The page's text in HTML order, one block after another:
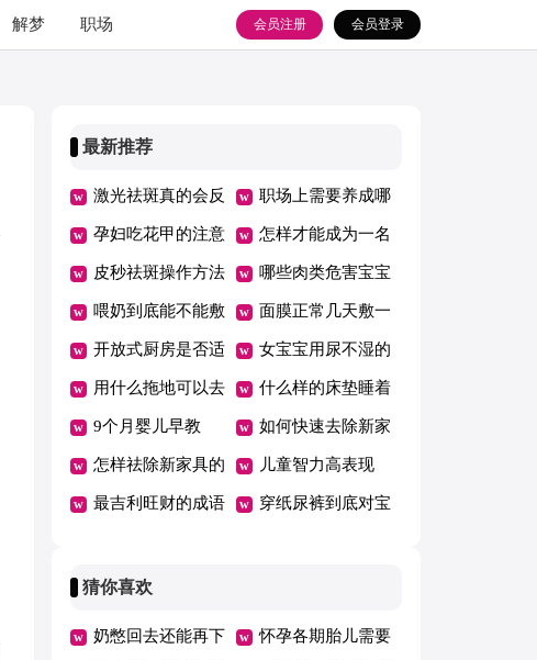
解梦 职场 会员登录
会员注册
最新推荐
激光祛斑真的会反
弹吗
职场上需要养成哪
些良好习惯
孕妇吃花甲的注意
事项
怎样才能成为一名
优秀员工
皮秒祛斑操作方法 哪些肉类危害宝宝
健康
喂奶到底能不能敷
面膜
面膜正常几天敷一
次
开放式厨房是否适
合你家
女宝宝用尿不湿的
危害
用什么拖地可以去
油污
什么样的床垫睡着
舒服健康
9个月婴儿早教 如何快速去除新家
具甲醛
怎样祛除新家具的
甲醛
儿童智力高表现
最吉利旺财的成语 穿纸尿裤到底对宝
猜你喜欢
奶憋回去还能再下 怀孕各期胎儿需要